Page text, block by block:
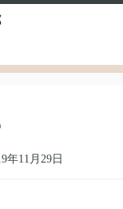
年11月29日